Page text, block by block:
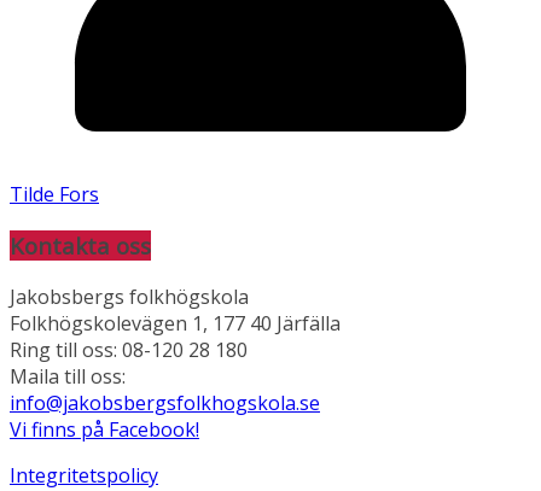
Tilde Fors
Kontakta oss
Jakobsbergs folkhögskola
Folkhögskolevägen 1, 177 40 Järfälla
Ring till oss: 08-120 28 180
Maila till oss:
info@jakobsbergsfolkhogskola.se
Vi finns på Facebook!
Integritetspolicy